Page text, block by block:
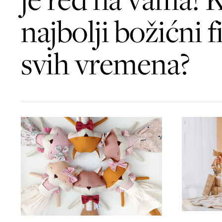
najbolji božićni
svih vremena?